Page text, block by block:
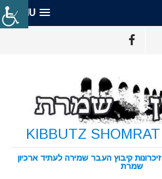
MENU
ARCHION SHOMRAT זיכרונות קיבוץ העבר שמירה לעתיד ארכיון
שמרת